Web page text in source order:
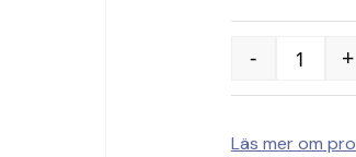
- +
Läs mer om